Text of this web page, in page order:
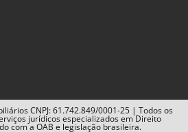
CNPJ: 61.742.849/0001-25 | Todos os
jurídicos especializados em Direito
com a OAB e legislação brasileira.